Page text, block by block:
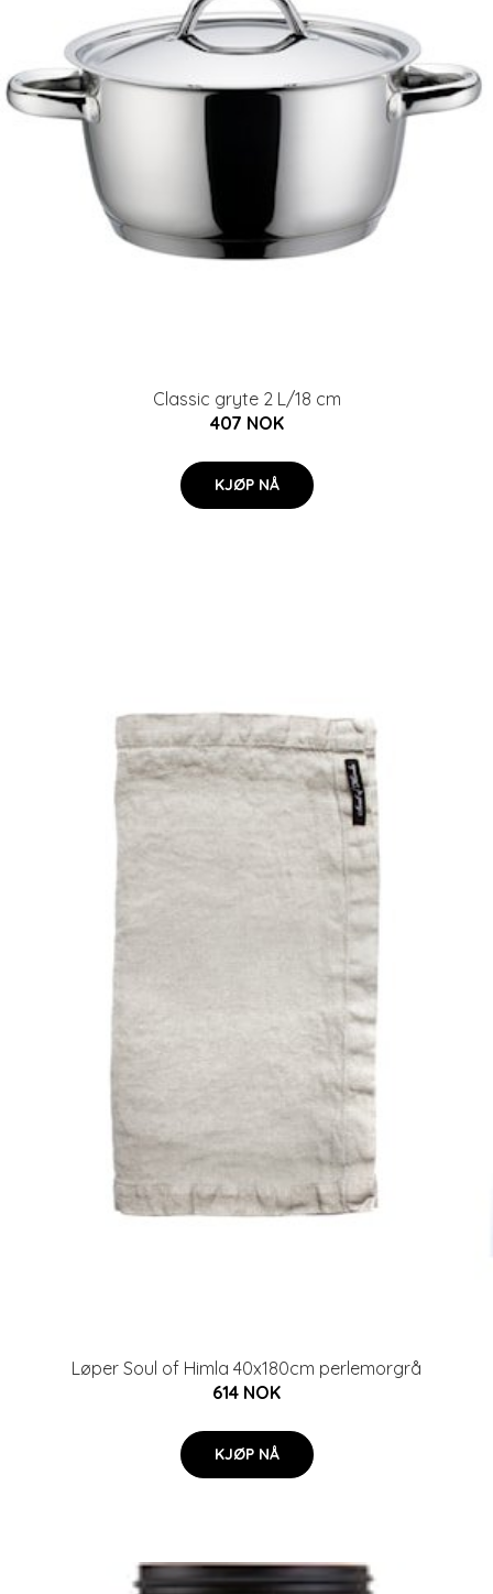
Classic gryte 2 L/18 cm
407 NOK
KJØP NÅ
Løper Soul of Himla 40x180cm perlemorgrå
614 NOK
KJØP NÅ